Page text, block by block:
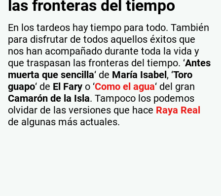
las fronteras del tiempo
En los tardeos hay tiempo para todo. También
para disfrutar de todos aquellos éxitos que
nos han acompañado durante toda la vida y
que traspasan las fronteras del tiempo. ‘Antes
muerta que sencilla‘ de María Isabel, ‘Toro
guapo‘ de El Fary o ‘Como el agua‘ del gran
Camarón de la Isla. Tampoco los podemos
olvidar de las versiones que hace Raya Real
de algunas más actuales.